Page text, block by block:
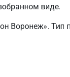
виде.
Воронеж». Тип